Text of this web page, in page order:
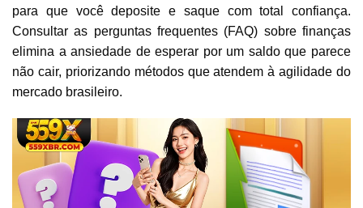
para que você deposite e saque com total confiança.
Consultar as perguntas frequentes (FAQ) sobre finanças
elimina a ansiedade de esperar por um saldo que parece
não cair, priorizando métodos que atendem à agilidade do
mercado brasileiro.